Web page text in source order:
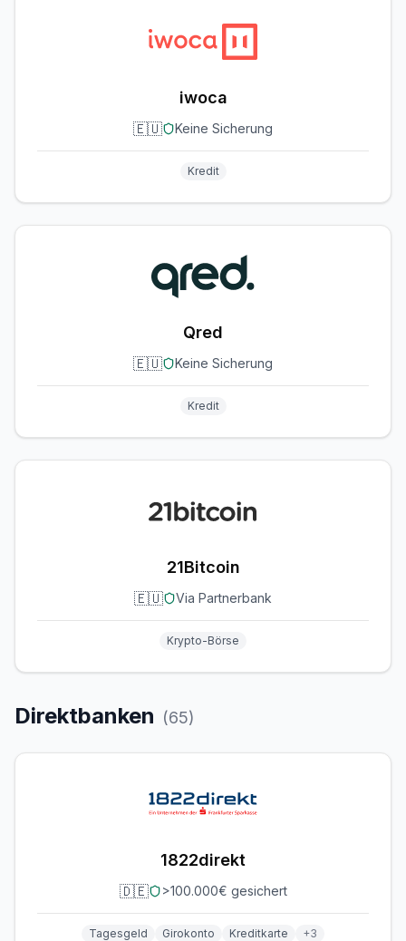
iwoca
🇪🇺 Keine Sicherung
Kredit
Qred
🇪🇺 Keine Sicherung
Kredit
21Bitcoin
🇪🇺 Via Partnerbank
Krypto-Börse
Direktbanken (65)
1822direkt
🇩🇪 >100.000€ gesichert
Tagesgeld Girokonto Kreditkarte +3